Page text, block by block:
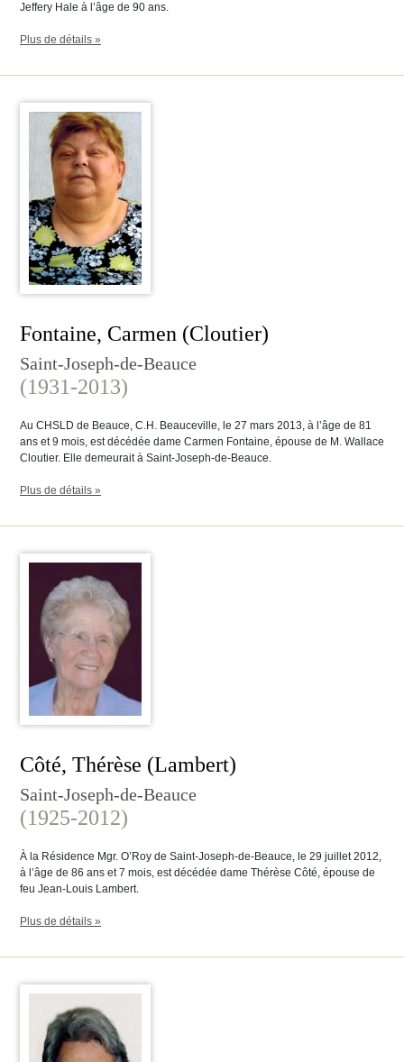
Jeffery Hale à l’âge de 90 ans.
Plus de détails »
Fontaine, Carmen (Cloutier)
Saint-Joseph-de-Beauce
(1931-2013)
Au CHSLD de Beauce, C.H. Beauceville, le 27 mars 2013, à l’âge de 81
ans et 9 mois, est décédée dame Carmen Fontaine, épouse de M. Wallace
Cloutier. Elle demeurait à Saint-Joseph-de-Beauce.
Plus de détails »
Côté, Thérèse (Lambert)
Saint-Joseph-de-Beauce
(1925-2012)
À la Résidence Mgr. O’Roy de Saint-Joseph-de-Beauce, le 29 juillet 2012,
à l’âge de 86 ans et 7 mois, est décédée dame Thérèse Côté, épouse de
feu Jean-Louis Lambert.
Plus de détails »